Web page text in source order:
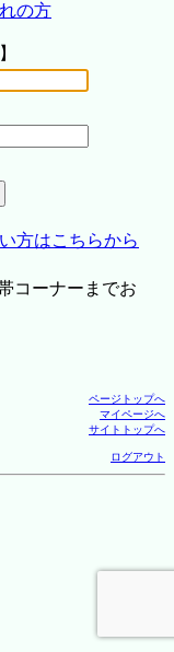
の方
方はこちらから
コーナーまでお
ページトップへ
マイページへ
サイトトップへ
ログアウト